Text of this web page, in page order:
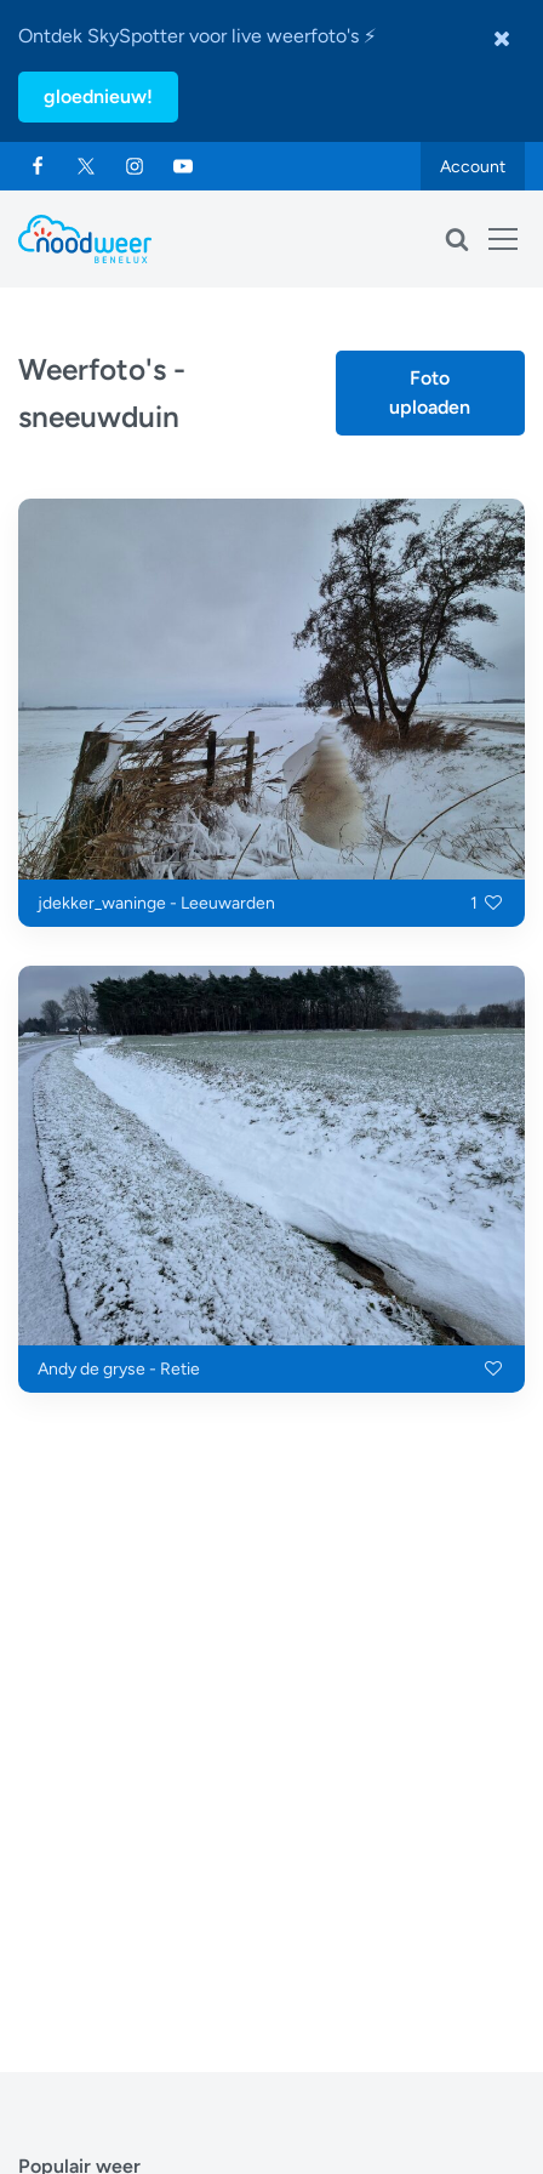
Ontdek SkySpotter voor live weerfoto's ⚡
gloednieuw!
Account
Weerfoto's -
sneeuwduin
Foto
uploaden
jdekker_waninge - Leeuwarden 1
Andy de gryse - Retie
Populair weer